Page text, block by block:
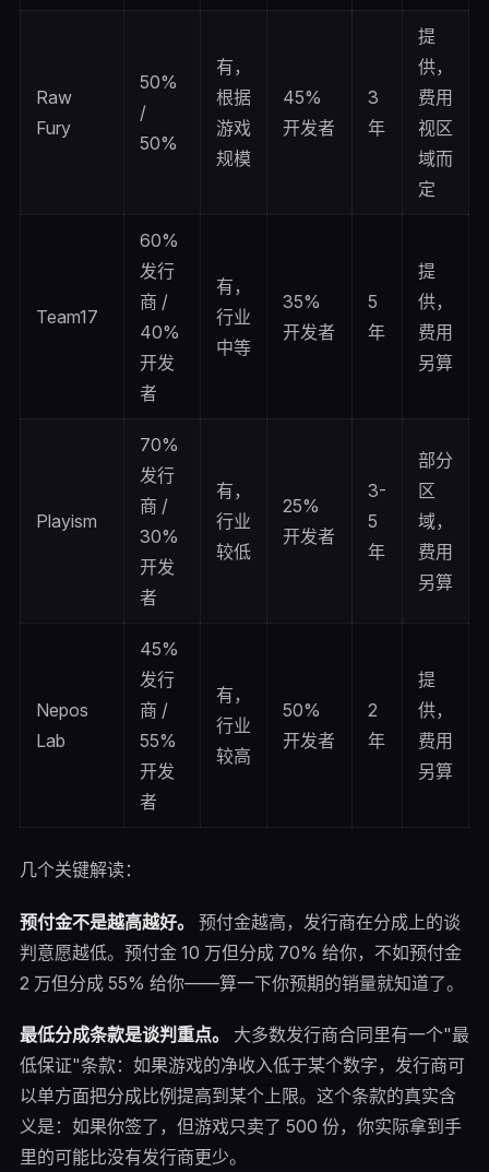
Raw
Fury
50%
/
50%
有，
根据
游戏
规模
45%
开发者
3
年
提
供，
费用
视区
域而
定
Team17
60%
发行
商 /
40%
开发
者
有，
行业
中等
35%
开发者
5
年
提
供，
费用
另算
Playism
70%
发行
商 /
30%
开发
者
有，
行业
较低
25%
开发者
3-
5
年
部分
区
域，
费用
另算
Nepos
Lab
45%
发行
商 /
55%
开发
者
有，
行业
较高
50%
开发者
2
年
提
供，
费用
另算
几个关键解读：
预付金不是越高越好。
预付金越高，发行商在分成上的谈
判意愿越低。预付金 10 万但分成 70% 给你，不如预付金
2 万但分成 55% 给你——算一下你预期的销量就知道了。
最低分成条款是谈判重点。
大多数发行商合同里有一个"最
低保证"条款：如果游戏的净收入低于某个数字，发行商可
以单方面把分成比例提高到某个上限。这个条款的真实含
义是：如果你签了，但游戏只卖了 500 份，你实际拿到手
里的可能比没有发行商更少。